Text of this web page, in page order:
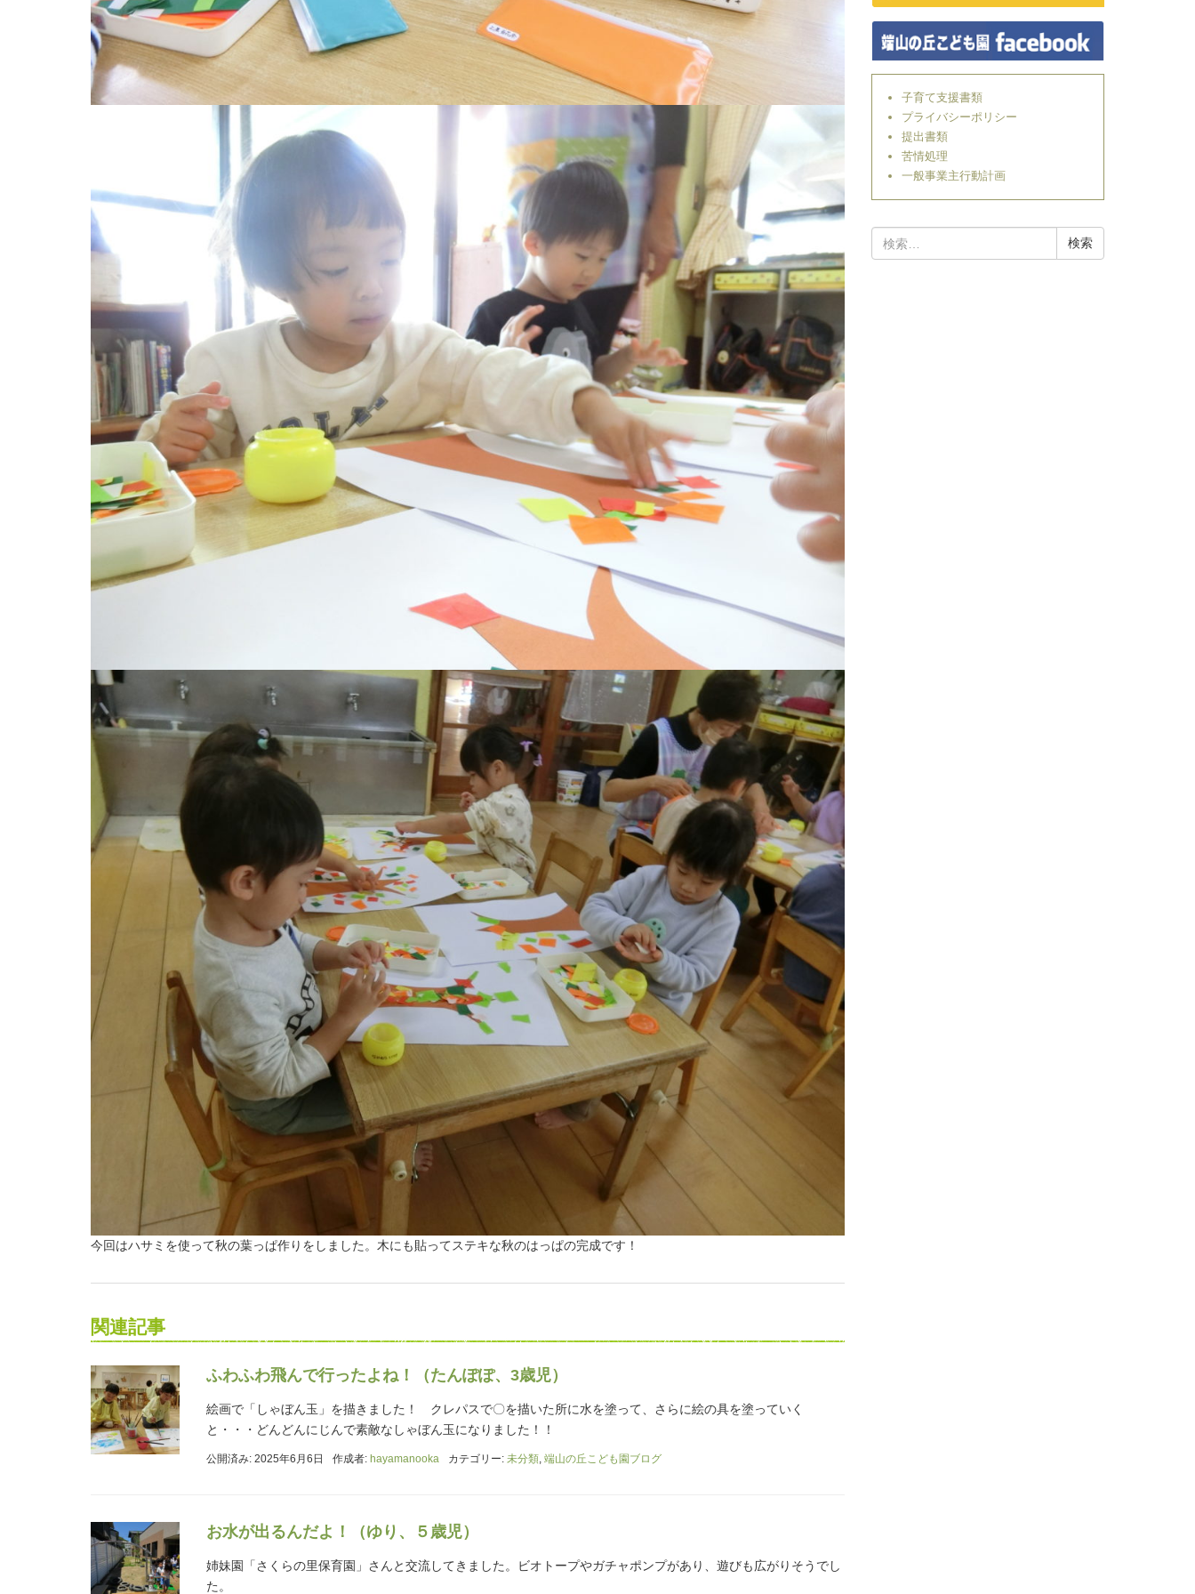
今回はハサミを使って秋の葉っぱ作りをしました。木にも貼ってステキな秋のはっぱの完成です！
関連記事
ふわふわ飛んで行ったよね！（たんぽぽ、3歳児）
絵画で「しゃぼん玉」を描きました！ クレパスで〇を描いた所に水を塗って、さらに絵の具を塗っていく
と・・・どんどんにじんで素敵なしゃぼん玉になりました！！
公開済み: 2025年6月6日 作成者: hayamanooka カテゴリー: 未分類, 端山の丘こども園ブログ
お水が出るんだよ！（ゆり、５歳児）
姉妹園「さくらの里保育園」さんと交流してきました。ビオトープやガチャポンプがあり、遊びも広がりそうでし
た。
子育て支援書類
プライバシーポリシー
提出書類
苦情処理
一般事業主行動計画
索: